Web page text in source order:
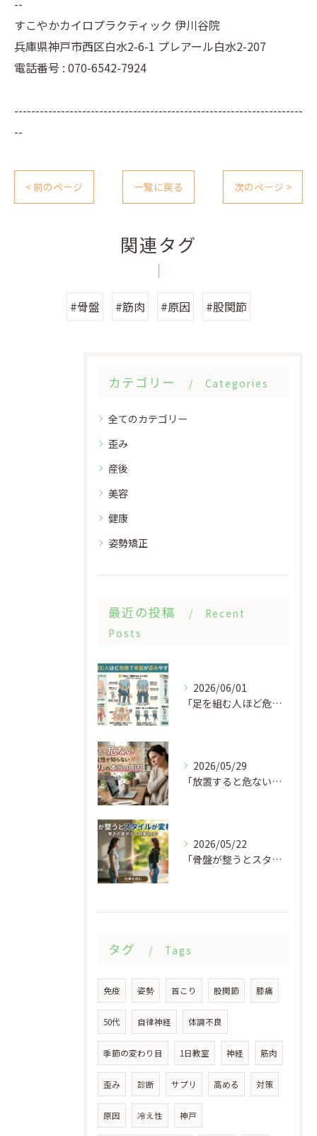
すこやかカイロプラクティック 伊川谷院
兵庫県神戸市西区白水2-6-1 プレアール白水2-207
電話番号 : 070-6542-7924
--------------------------------------------------------------------
--
< 前のページ 一覧に戻る 次のページ >
関連タグ
#骨盤 #筋肉 #原因 #股関節
カテゴリー Categories
全てのカテゴリー
歪み
産後
美容
健康
姿勢矯正
最近の投稿
Recent
Posts
2026/06/01
「足を組む人ほど危険？骨盤が歪みやすい理由」
2026/05/29
「放置すると危ない 9割の女性が知らない『肩こり』の本当の原因」
2026/05/22
「骨盤が整うとスタイルが変わる？その理由を徹底解説」
タグ Tags
免疫 姿勢 首こり 股関節 膝痛
50代 自律神経 体調不良
季節の変わり目 1日教室 神経 筋肉
歪み 診断 サプリ 高める 対策
原因 冷え性 神戸